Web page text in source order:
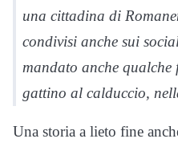
una cittadina di
condivisi anche sui
mandato anche
gattino al calduccio,
Una storia a lieto fine